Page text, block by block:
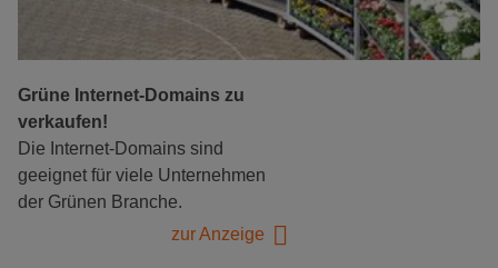
Grüne Internet-Domains zu
verkaufen!
Die Internet-Domains sind
geeignet für viele Unternehmen
der Grünen Branche.
zur Anzeige